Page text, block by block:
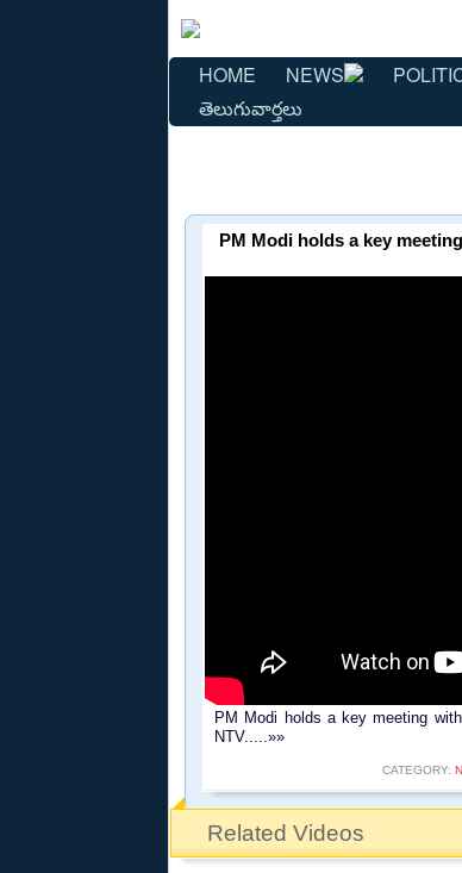
HOME NEWS
తెలుగువార్తలు
PM Modi holds a key
PM Modi holds a key meeting
NTV.....»»
CATEGORY:
Related Videos